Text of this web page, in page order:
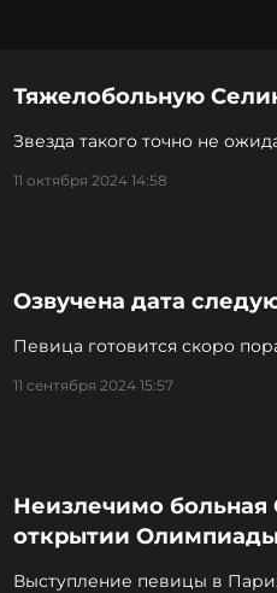
Тяжелобольную
Звезда такого точно не
11 октября 2024 14:58
Озвучена дата
Певица готовится скоро
11 сентября 2024 15:57
Неизлечимо больная
открытии
Выступление певицы в